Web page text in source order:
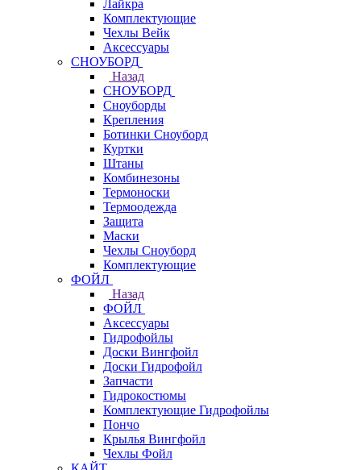
Лайкра
Комплектующие
Чехлы Вейк
Аксессуары
СНОУБОРД
Назад
СНОУБОРД
Сноуборды
Крепления
Ботинки Сноуборд
Куртки
Штаны
Комбинезоны
Термоноски
Термоодежда
Защита
Маски
Чехлы Сноуборд
Комплектующие
ФОЙЛ
Назад
ФОЙЛ
Аксессуары
Гидрофойлы
Доски Вингфойл
Доски Гидрофойл
Запчасти
Гидрокостюмы
Комплектующие Гидрофойлы
Пончо
Крылья Вингфойл
Чехлы Фойл